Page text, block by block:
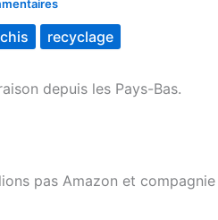
recyclage
depuis les Pays-Bas.
pas Amazon et